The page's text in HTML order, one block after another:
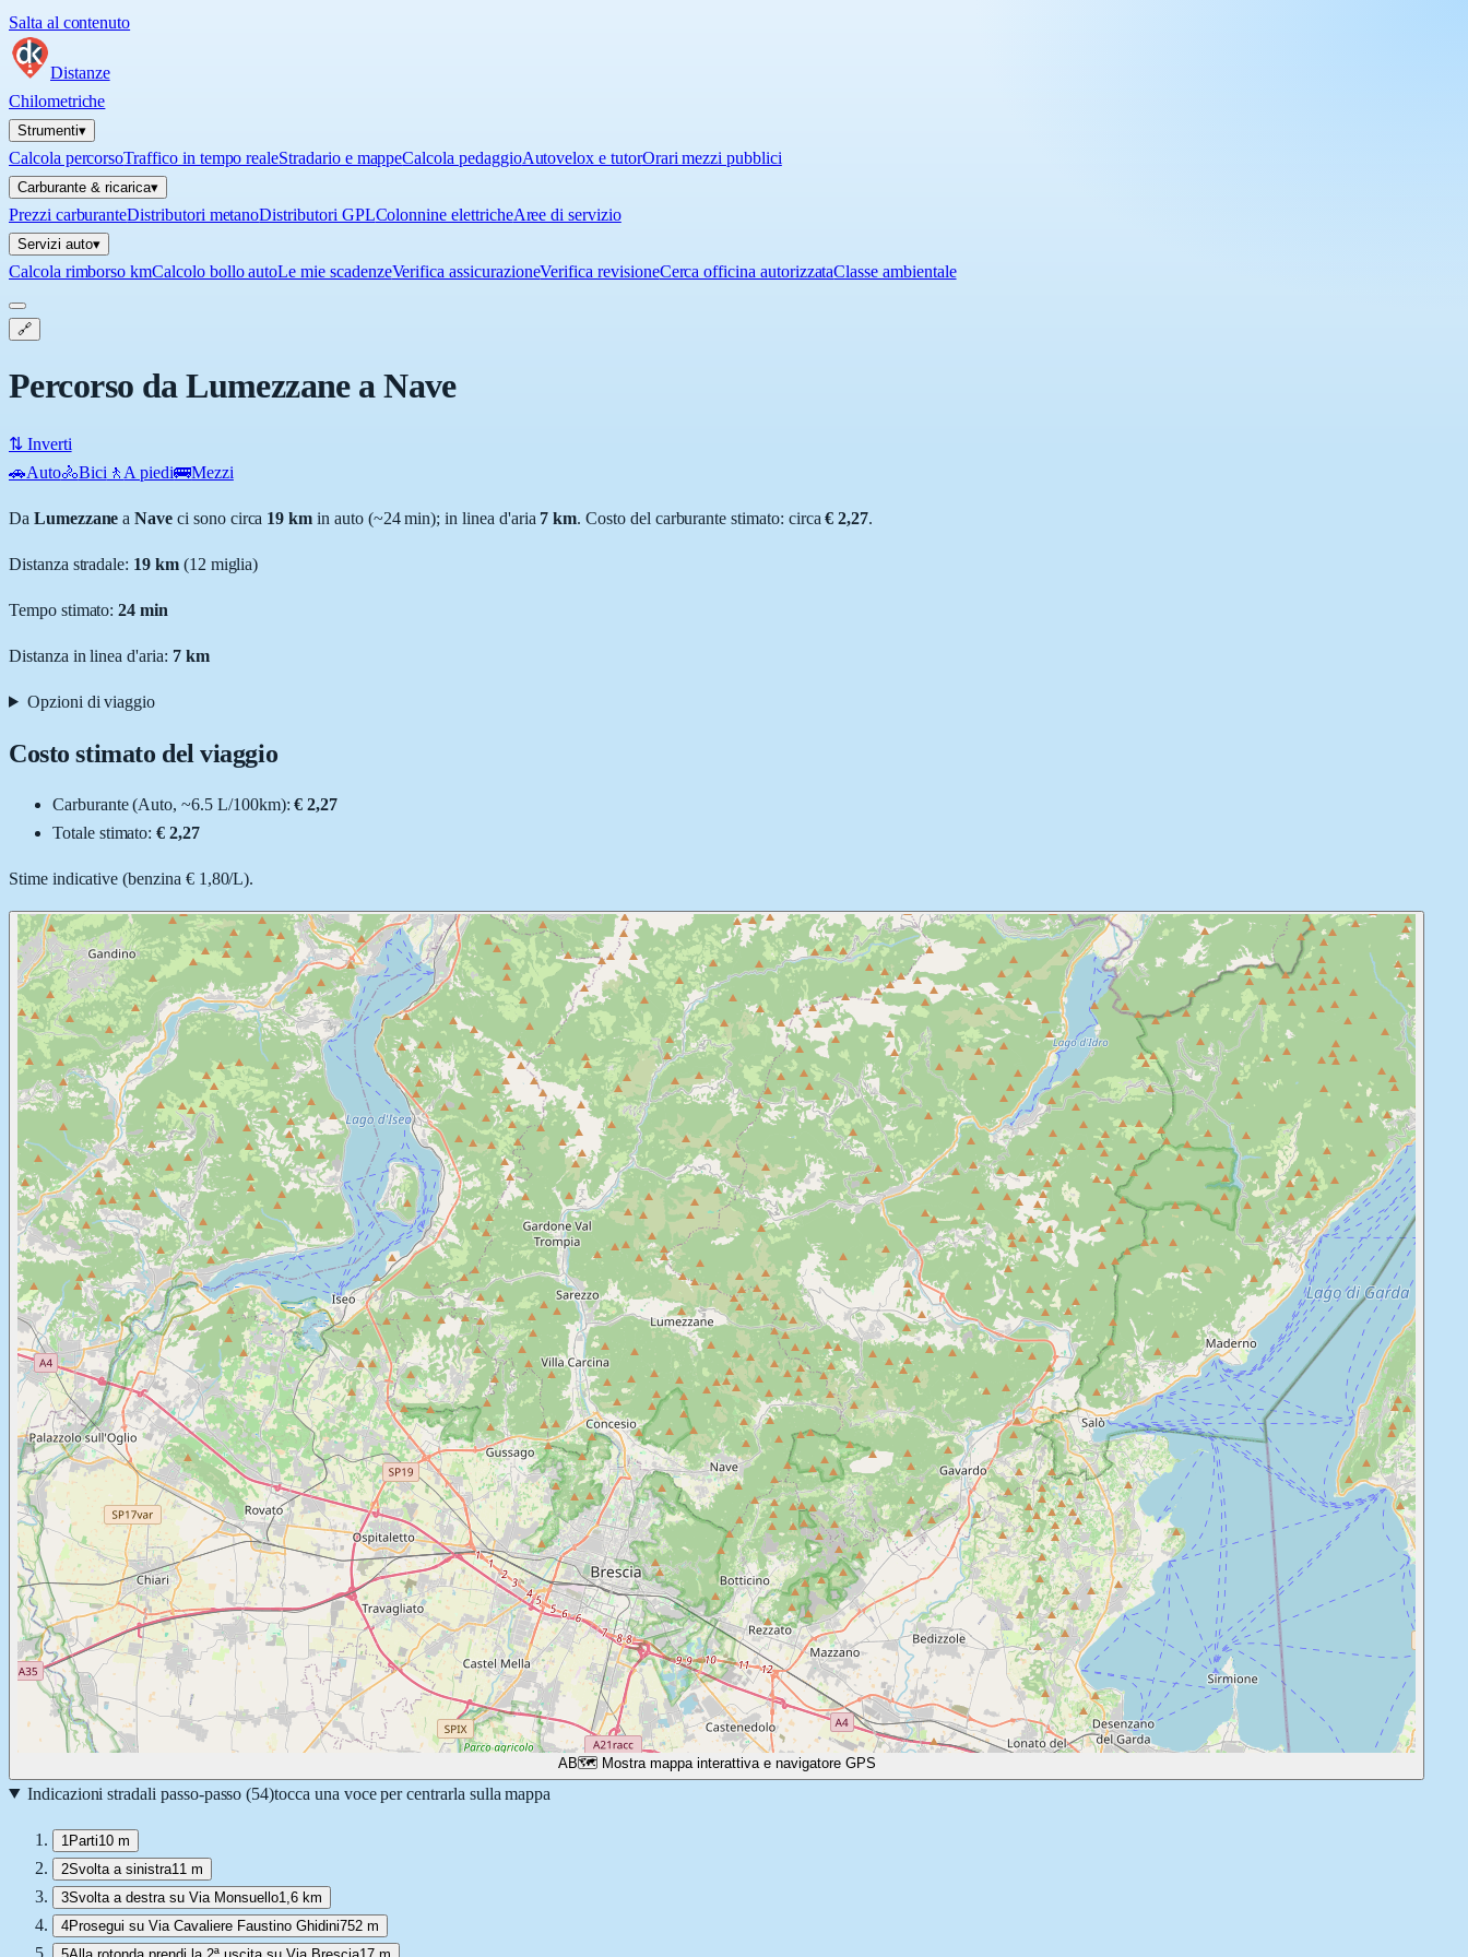
Salta al contenuto
Distanze
Chilometriche
Strumenti▾
Calcola percorsoTraffico in tempo realeStradario e mappeCalcola pedaggioAutovelox e tutorOrari mezzi pubblici
Carburante & ricarica▾
Prezzi carburanteDistributori metanoDistributori GPLColonnine elettricheAree di servizio
Servizi auto▾
Calcola rimborso kmCalcolo bollo autoLe mie scadenzeVerifica assicurazioneVerifica revisioneCerca officina autorizzataClasse ambientale
🔗
Percorso da Lumezzane a Nave
⇅ Inverti
🚗Auto🚴Bici 🚶 A piedi🚌Mezzi
Da Lumezzane aNave ci sono circa 19 km in auto (~24 min); in linea d'aria 7 km. Costo del carburante stimato: circa € 2,27.
Distanza stradale: 19 km (12 miglia)
Tempo stimato:24 min
Distanza in linea d'aria: 7km
Opzioni di viaggio
Costo stimato del viaggio
Carburante (Auto, ~6.5 L/100km): € 2,27
Totale stimato:€ 2,27
Stime indicative (benzina € 1,80/L).
AB🗺️ Mostra mappa interattiva e navigatore GPS
Indicazioni stradali passo-passo (54)tocca una voce per centrarla sulla mappa
1 Parti10 m
2Svolta a sinistra11 m
3Svolta a destra su Via Monsuello1,6 km
4Prosegui su Via Cavaliere Faustino Ghidini752 m